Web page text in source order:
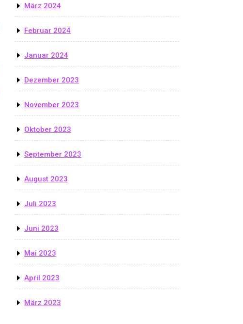
März 2024
Februar 2024
Januar 2024
Dezember 2023
November 2023
Oktober 2023
September 2023
August 2023
Juli 2023
Juni 2023
Mai 2023
April 2023
März 2023